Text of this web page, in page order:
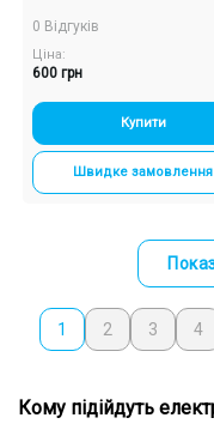
0 Відгуків
Ціна:
600 грн
Купити
Швидке замовлення
1 2 3 4
Кому підійдуть